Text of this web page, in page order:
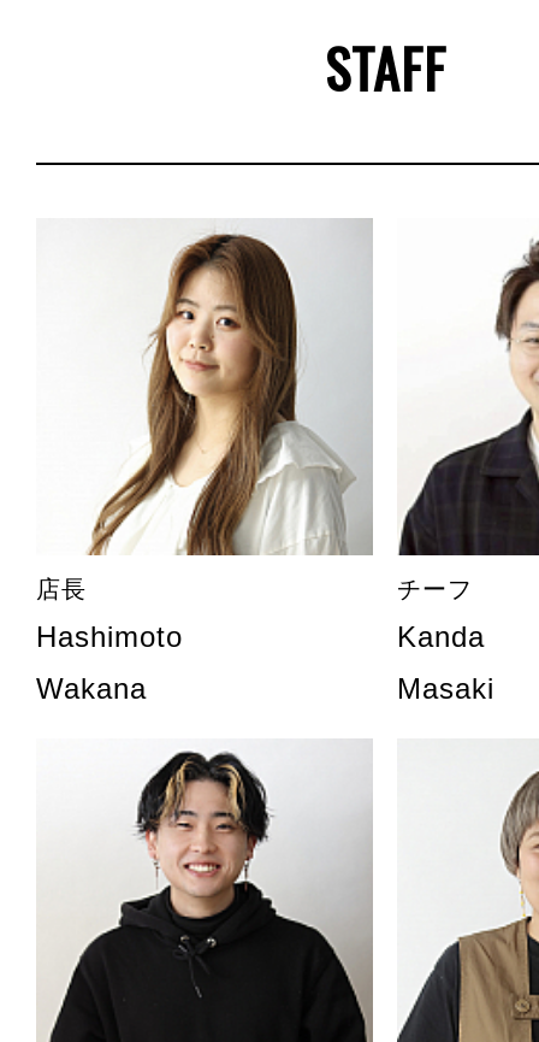
STAFF
店長
Hashimoto
Wakana
チーフ
Kanda
Masaki